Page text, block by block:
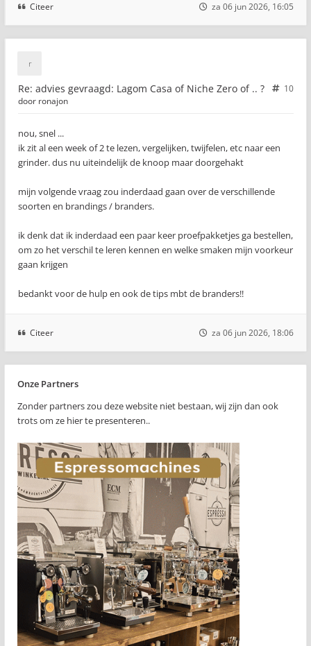
Citeer za 06 jun 2026, 16:05
Re: advies gevraagd: Lagom Casa of Niche Zero of .. ?
10
door ronajon
nou, snel ...
ik zit al een week of 2 te lezen, vergelijken, twijfelen, etc naar een
grinder. dus nu uiteindelijk de knoop maar doorgehakt
mijn volgende vraag zou inderdaad gaan over de verschillende
soorten en brandings / branders.
ik denk dat ik inderdaad een paar keer proefpakketjes ga bestellen,
om zo het verschil te leren kennen en welke smaken mijn voorkeur
gaan krijgen
bedankt voor de hulp en ook de tips mbt de branders!!
Citeer za 06 jun 2026, 18:06
Onze Partners
Zonder partners zou deze website niet bestaan, wij zijn dan ook
trots om ze hier te presenteren..